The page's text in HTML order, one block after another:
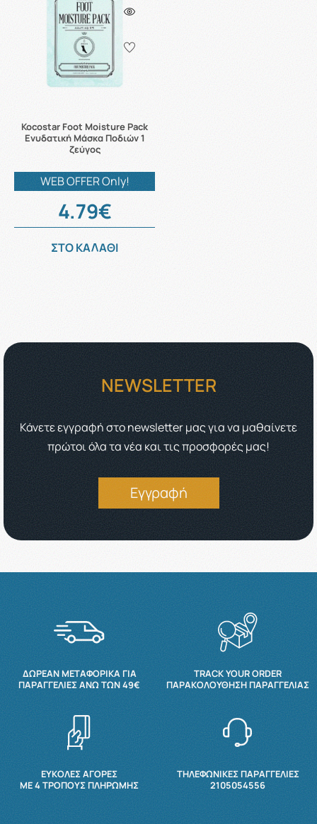
Kocostar Foot Moisture Pack
Ενυδατική Μάσκα Ποδιών 1
ζεύγος
WEB OFFER Only!
4.79€
ΣΤΟ ΚΑΛΑΘΙ
NEWSLETTER
Κάνετε εγγραφή στο newsletter μας για να μαθαίνετε
πρώτοι όλα τα νέα και τις προσφορές μας!
Εγγραφή
ΔΩΡΕΆΝ ΜΕΤΑΦΟΡΙΚΆ ΓΙΑ
ΠΑΡΑΓΓΕΛΊΕΣ ΆΝΩ ΤΩΝ 49€
TRACK YOUR ORDER
ΠΑΡΑΚΟΛΟΎΘΗΣΗ ΠΑΡΑΓΓΕΛΊΑΣ
ΕΥΚΟΛΕΣ ΑΓΟΡΕΣ
ΜΕ 4 ΤΡΌΠΟΥΣ ΠΛΗΡΩΜΉΣ
ΤΗΛΕΦΩΝΙΚΕΣ ΠΑΡΑΓΓΕΛΙΕΣ
2105054556